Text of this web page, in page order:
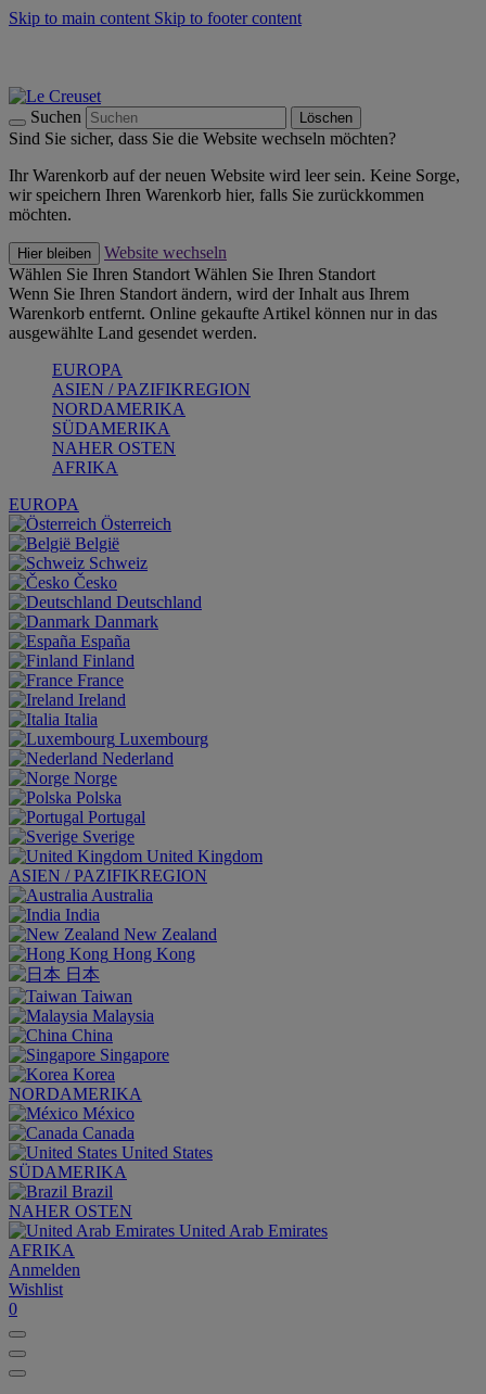
Skip to main content Skip to footer content
Suchen Löschen
Sind Sie sicher, dass Sie die Website wechseln möchten?
Ihr Warenkorb auf der neuen Website wird leer sein. Keine Sorge,
wir speichern Ihren Warenkorb hier, falls Sie zurückkommen
möchten.
Hier bleiben
Website wechseln
Wählen Sie Ihren Standort Wählen Sie Ihren Standort
Wenn Sie Ihren Standort ändern, wird der Inhalt aus Ihrem
Warenkorb entfernt. Online gekaufte Artikel können nur in das
ausgewählte Land gesendet werden.
EUROPA
ASIEN / PAZIFIKREGION
NORDAMERIKA
SÜDAMERIKA
NAHER OSTEN
AFRIKA
EUROPA
Österreich
België
Schweiz
Česko
Deutschland
Danmark
España
Finland
France
Ireland
Italia
Luxembourg
Nederland
Norge
Polska
Portugal
Sverige
United Kingdom
ASIEN / PAZIFIKREGION
Australia
India
New Zealand
Hong Kong
日本
Taiwan
Malaysia
China
Singapore
Korea
NORDAMERIKA
México
Canada
United States
SÜDAMERIKA
Brazil
NAHER OSTEN
United Arab Emirates
AFRIKA
Anmelden
Wishlist
0